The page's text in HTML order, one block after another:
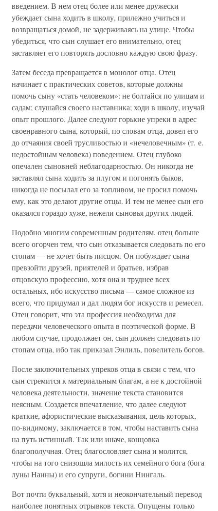
введением. В нем отец более или менее дружески
убеждает сына ходить в школу, прилежно учиться и
возвращаться домой, не задерживаясь на улице. Чтобы
убедиться, что сын слушает его внимательно, отец
заставляет его повторять дословно каждую свою фразу.
Затем беседа превращается в монолог отца. Отец
начинает с практических советов, которые должны
помочь сыну «стать человеком»: не болтайся по улицам и
садам; слушайся своего наставника; ходи в школу, изучай
опыт прошлого. Далее следуют горькие упреки в адрес
своенравного сына, который, по словам отца, довел его
до отчаяния своей трусливостью и «нечеловечным» (т. е.
недостойным человека) поведением. Отец глубоко
опечален сыновней неблагодарностью. Он никогда не
заставлял сына ходить за плугом и погонять быков,
никогда не посылал его за топливом, не просил помочь
ему, как это делают другие отцы. И тем не менее сын его
оказался гораздо хуже, нежели сыновья других людей.
Подобно многим современным родителям, отец больше
всего огорчен тем, что сын отказывается следовать по его
стопам — не хочет быть писцом. Он побуждает сына
превзойти друзей, приятелей и братьев, избрав
отцовскую профессию, хотя она и труднее всех
остальных, ибо искусство письма — самое сложное из
всего, что придумал и дал людям бог искусств и ремесел.
Отец говорит, что эта профессия необходима для
передачи человеческого опыта в поэтической форме. В
любом случае, продолжает он, сын должен следовать по
стопам отца, ибо так приказал Энлиль, повелитель богов.
После заключительных упреков отца в связи с тем, что
сын стремится к материальным благам, а не к достойной
человека деятельности, значение текста становится
неясным. Создается впечатление, что далее следуют
краткие, афористические высказывания, цель которых,
по-видимому, заключается в том, чтобы наставить сына
на путь истинный. Так или иначе, концовка
благополучная. Отец благословляет сына и молится,
чтобы на того снизошла милость их семейного бога (бога
луны Нанны) и его супруги, богини Нингаль.
Вот почти буквальный, хотя и неокончательный перевод
наиболее понятных отрывков текста. Опущены только